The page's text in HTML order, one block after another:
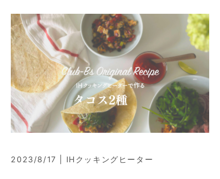
2023/8/17 | IHクッキングヒーター